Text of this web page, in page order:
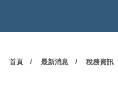
首頁 最新消息 稅務資訊